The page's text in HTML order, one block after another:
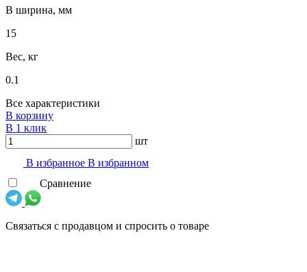
B ширина, мм
15
Вес, кг
0.1
Все характеристики
В корзину
В 1 клик
шт
В избранноe В избранном
Сравнение
Связаться с продавцом и спросить о товаре